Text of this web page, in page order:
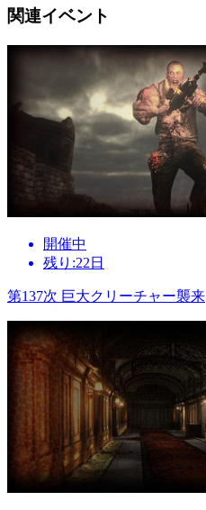
関連イベント
開催中
残り:22日
第137次 巨大クリーチャー襲来